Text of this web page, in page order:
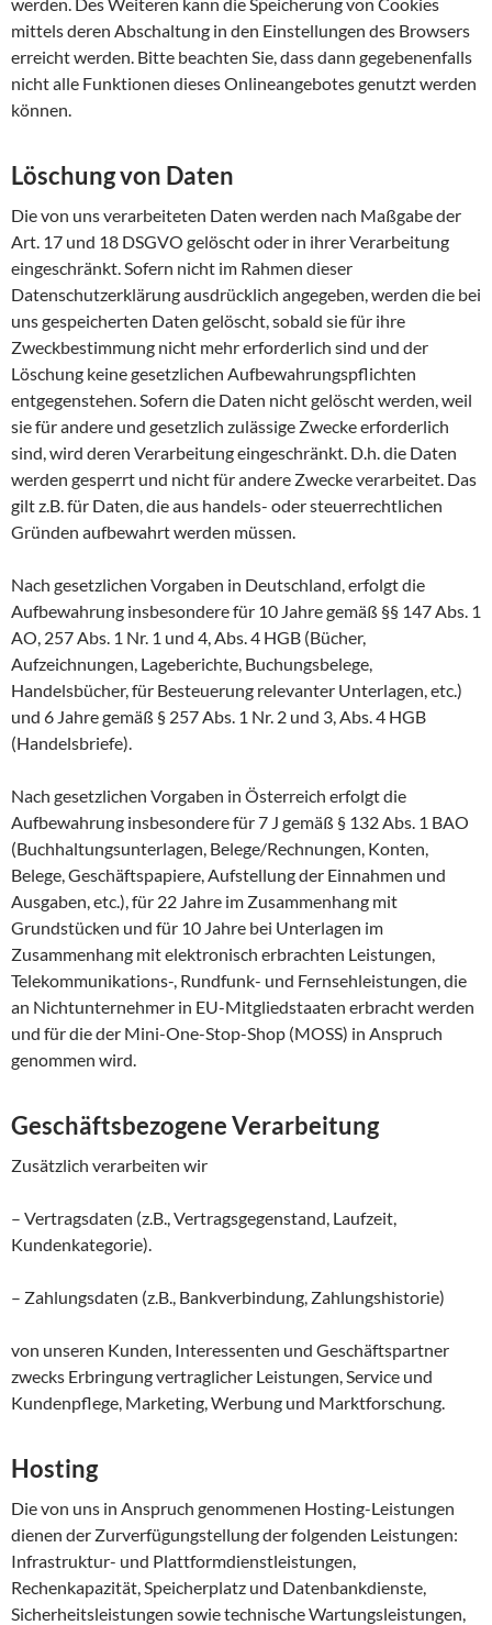
mittels deren Abschaltung in den Einstellungen des Browsers
erreicht werden. Bitte beachten Sie, dass dann gegebenenfalls
nicht alle Funktionen dieses Onlineangebotes genutzt werden
können.
Löschung von Daten
Die von uns verarbeiteten Daten werden nach Maßgabe der
Art. 17 und 18 DSGVO gelöscht oder in ihrer Verarbeitung
eingeschränkt. Sofern nicht im Rahmen dieser
Datenschutzerklärung ausdrücklich angegeben, werden die bei
uns gespeicherten Daten gelöscht, sobald sie für ihre
Zweckbestimmung nicht mehr erforderlich sind und der
Löschung keine gesetzlichen Aufbewahrungspflichten
entgegenstehen. Sofern die Daten nicht gelöscht werden, weil
sie für andere und gesetzlich zulässige Zwecke erforderlich
sind, wird deren Verarbeitung eingeschränkt. D.h. die Daten
werden gesperrt und nicht für andere Zwecke verarbeitet. Das
gilt z.B. für Daten, die aus handels- oder steuerrechtlichen
Gründen aufbewahrt werden müssen.
Nach gesetzlichen Vorgaben in Deutschland, erfolgt die
Aufbewahrung insbesondere für 10 Jahre gemäß §§ 147 Abs. 1
AO, 257 Abs. 1 Nr. 1 und 4, Abs. 4 HGB (Bücher,
Aufzeichnungen, Lageberichte, Buchungsbelege,
Handelsbücher, für Besteuerung relevanter Unterlagen, etc.)
und 6 Jahre gemäß § 257 Abs. 1 Nr. 2 und 3, Abs. 4 HGB
(Handelsbriefe).
Nach gesetzlichen Vorgaben in Österreich erfolgt die
Aufbewahrung insbesondere für 7 J gemäß § 132 Abs. 1 BAO
(Buchhaltungsunterlagen, Belege/Rechnungen, Konten,
Belege, Geschäftspapiere, Aufstellung der Einnahmen und
Ausgaben, etc.), für 22 Jahre im Zusammenhang mit
Grundstücken und für 10 Jahre bei Unterlagen im
Zusammenhang mit elektronisch erbrachten Leistungen,
Telekommunikations-, Rundfunk- und Fernsehleistungen, die
an Nichtunternehmer in EU-Mitgliedstaaten erbracht werden
und für die der Mini-One-Stop-Shop (MOSS) in Anspruch
genommen wird.
Geschäftsbezogene Verarbeitung
Zusätzlich verarbeiten wir
– Vertragsdaten (z.B., Vertragsgegenstand, Laufzeit,
Kundenkategorie).
– Zahlungsdaten (z.B., Bankverbindung, Zahlungshistorie)
von unseren Kunden, Interessenten und Geschäftspartner
zwecks Erbringung vertraglicher Leistungen, Service und
Kundenpflege, Marketing, Werbung und Marktforschung.
Hosting
Die von uns in Anspruch genommenen Hosting-Leistungen
dienen der Zurverfügungstellung der folgenden Leistungen:
Infrastruktur- und Plattformdienstleistungen,
Rechenkapazität, Speicherplatz und Datenbankdienste,
Sicherheitsleistungen sowie technische Wartungsleistungen,